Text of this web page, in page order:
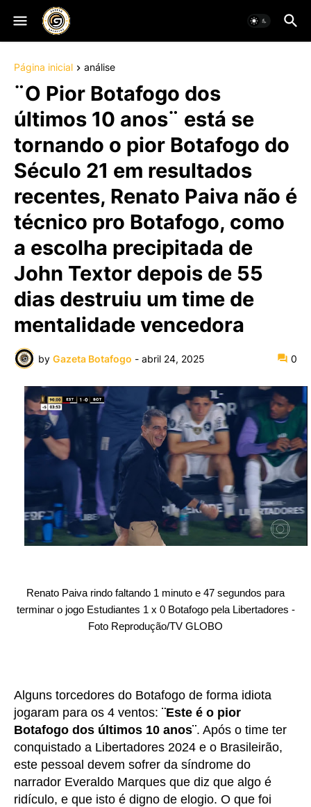
Página inicial análise
¨O Pior Botafogo dos
últimos 10 anos¨ está se
tornando o pior Botafogo do
Século 21 em resultados
recentes, Renato Paiva não é
técnico pro Botafogo, como
a escolha precipitada de
John Textor depois de 55
dias destruiu um time de
mentalidade vencedora
by Gazeta Botafogo - abril 24, 2025 0
Renato Paiva rindo faltando 1 minuto e 47 segundos para
terminar o jogo Estudiantes 1 x 0 Botafogo pela Libertadores -
Foto Reprodução/TV GLOBO
Alguns torcedores do Botafogo de forma idiota
jogaram para os 4 ventos: ¨Este é o pior
Botafogo dos últimos 10 anos¨. Após o time ter
conquistado a Libertadores 2024 e o Brasileirão,
este pessoal devem sofrer da síndrome do
narrador Everaldo Marques que diz que algo é
ridículo, e que isto é digno de elogio. O que foi